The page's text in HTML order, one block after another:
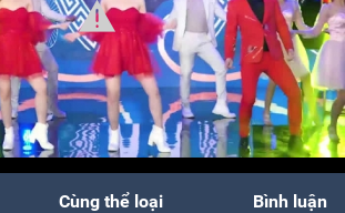
Cùng thể loại Bình luận